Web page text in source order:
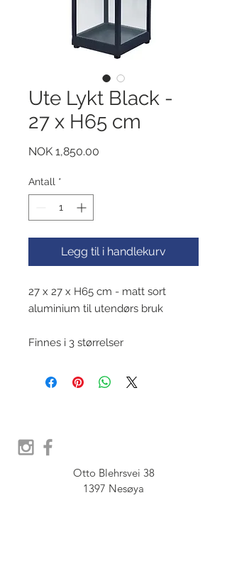
Ute Lykt Black -
27 x H65 cm
NOK 1,850.00
Antall *
Legg til i handlekurv
27 x 27 x H65 cm - matt sort
aluminium til utendørs bruk
Finnes i 3 størrelser
Otto Blehrsvei 38
1397 Nesøya